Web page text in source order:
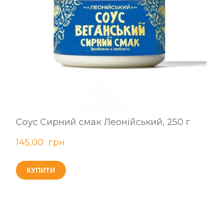
Соус Сирний смак Леонійський, 250 г
145,00  грн
КУПИТИ